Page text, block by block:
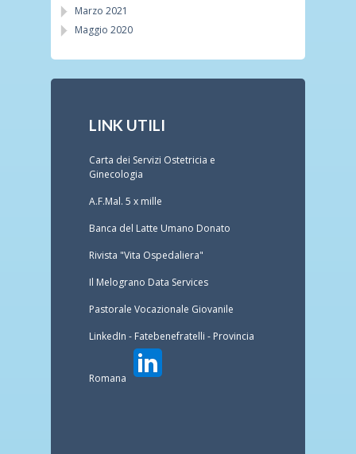
Marzo 2021
Maggio 2020
LINK UTILI
Carta dei Servizi Ostetricia e
Ginecologia
A.F.Mal. 5 x mille
Banca del Latte Umano Donato
Rivista "Vita Ospedaliera"
Il Melograno Data Services
Pastorale Vocazionale Giovanile
LinkedIn - Fatebenefratelli - Provincia
Romana